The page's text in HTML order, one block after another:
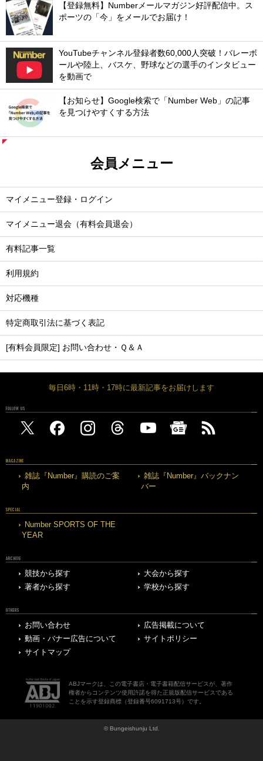
【登録無料】Numberメールマガジン好評配信中。ス
ポーツの「今」をメールでお届け！
YouTubeチャンネル登録者数60,000人突破！バレーボ
ールや陸上、バスケ、野球などの選手のインタビュー
を動画で
【お知らせ】Google検索で「Number Web」の記事
を見つけやすくする方法
会員メニュー
マイメニュー登録・ログイン
マイメニュー退会（有料会員退会）
有料記事一覧
利用規約
対応機種
特定商取引法に基づく表記
[有料会員限定] お問い合わせ・Ｑ＆Ａ
毎日6時・11時・17時に最新記事をお届けします
FOLLOW US
MAGAZINE
雑誌『Number』購読のご案
内
雑誌『Number』バックナン
バー
SPECIAL
Number SPORTS OF THE
YEAR
ARCHIVE
競技から探す
大会から探す
著者から探す
学校から探す
OTHERS
お問い合わせ
広告掲載について
動画・バナー広告について
サイトポリシー
サイトマップ
ABJマークは、この電子書店・電子書籍配信サービスが、著作
権者からコンテンツ使用許諾を得た正規版配信サービスである
ことを示す登録商標（登録番号6091713号）です。
© Bungeishunju Ltd.